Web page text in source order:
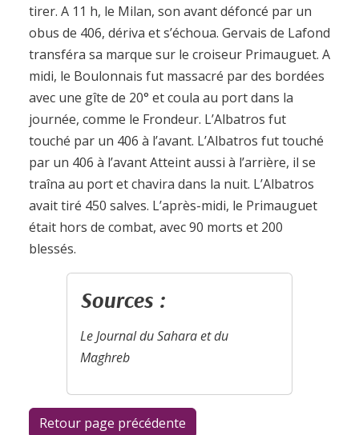
tirer. A 11 h, le Milan, son avant défoncé par un
obus de 406, dériva et s’échoua. Gervais de Lafond
transféra sa marque sur le croiseur Primauguet. A
midi, le Boulonnais fut massacré par des bordées
avec une gîte de 20° et coula au port dans la
journée, comme le Frondeur. L’Albatros fut
touché par un 406 à l’avant. L’Albatros fut touché
par un 406 à l’avant Atteint aussi à l’arrière, il se
traîna au port et chavira dans la nuit. L’Albatros
avait tiré 450 salves. L’après-midi, le Primauguet
était hors de combat, avec 90 morts et 200
blessés.
Sources :
Le Journal du Sahara et du
Maghreb